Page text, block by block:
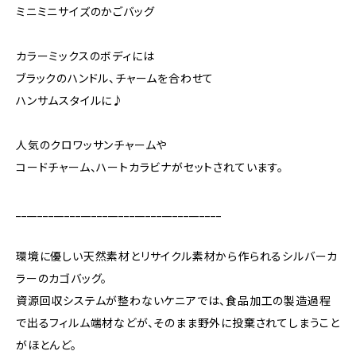
ミニミニサイズのかごバッグ
カラーミックスのボディには
ブラックのハンドル、チャームを合わせて
ハンサムスタイルに♪
人気のクロワッサンチャームや
コードチャーム、ハートカラビナがセットされています。
環境に優しい天然素材とリサイクル素材から作られるシルバーカ
ラーのカゴバッグ。
資源回収システムが整わないケニアでは、食品加工の製造過程
で出るフィルム端材などが、そのまま野外に投棄されてしまうこと
がほとんど。